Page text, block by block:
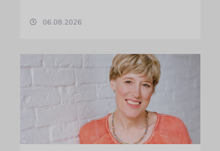
06.08.2026